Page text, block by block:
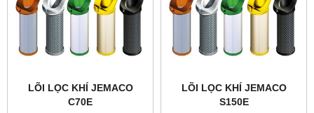
LÕI LỌC KHÍ JEMACO
C70E
LÕI LỌC KHÍ JEMACO
S150E